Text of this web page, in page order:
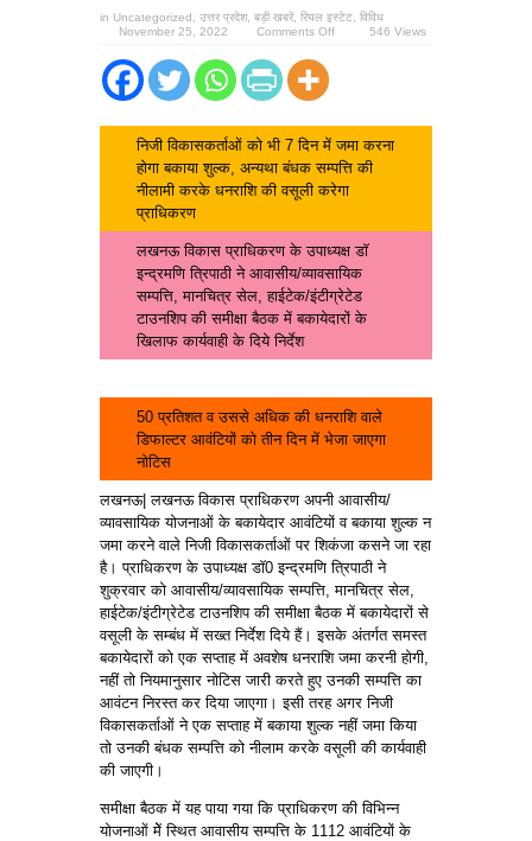
in Uncategorized उत्तर प्रदेश, बड़ी खबरें रियल इस्टेट विविध
November 25, 2022
Comments Offon
व्यावसायिक,
आवासीय
पर
कसेगा
शिकंजा
जमा
नहीं
रकम
तो
निरस्त
546 Views
निजी विकासकर्ताओं को भी 7 दिन में जमा करना
होगा बकाया शुल्क, अन्यथा बंधक सम्पत्ति की
नीलामी करके धनराशि की वसूली करेगा
प्राधिकरण
लखनऊ विकास प्राधिकरण के उपाध्यक्ष डाॅ
इन्द्रमणि त्रिपाठी ने आवासीय/व्यावसायिक
सम्पत्ति, मानचित्र सेल, हाईटेक/इंटीग्रेटेड
टाउनशिप की समीक्षा बैठक में बकायेदारों के
खिलाफ कार्यवाही के दिये निर्देश
50 प्रतिशत व उससे अधिक की धनराशि वाले
डिफाल्टर आवंटियों को तीन दिन में भेजा जाएगा
नोटिस
लखनऊ| लखनऊ विकास प्राधिकरण अपनी आवासीय/
व्यावसायिक योजनाओं के बकायेदार आवंटियों व बकाया शुल्क न
जमा करने वाले निजी विकासकर्ताओं पर शिकंजा कसने जा रहा
है। प्राधिकरण के उपाध्यक्ष डाॅ0 इन्द्रमणि त्रिपाठी ने
शुक्रवार को आवासीय/व्यावसायिक सम्पत्ति, मानचित्र सेल,
हाईटेक/इंटीग्रेटेड टाउनशिप की समीक्षा बैठक में बकायेदारों से
वसूली के सम्बंध में सख्त निर्देश दिये हैं। इसके अंतर्गत समस्त
बकायेदारों को एक सप्ताह में अवशेष धनराशि जमा करनी होगी,
नहीं तो नियमानुसार नोटिस जारी करते हुए उनकी सम्पत्ति का
आवंटन निरस्त कर दिया जाएगा। इसी तरह अगर निजी
विकासकर्ताओं ने एक सप्ताह में बकाया शुल्क नहीं जमा किया
तो उनकी बंधक सम्पत्ति को नीलाम करके वसूली की कार्यवाही
की जाएगी।
समीक्षा बैठक में यह पाया गया कि प्राधिकरण की विभिन्न
योजनाओं मेें स्थित आवासीय सम्पत्ति के 1112 आवंटियों के